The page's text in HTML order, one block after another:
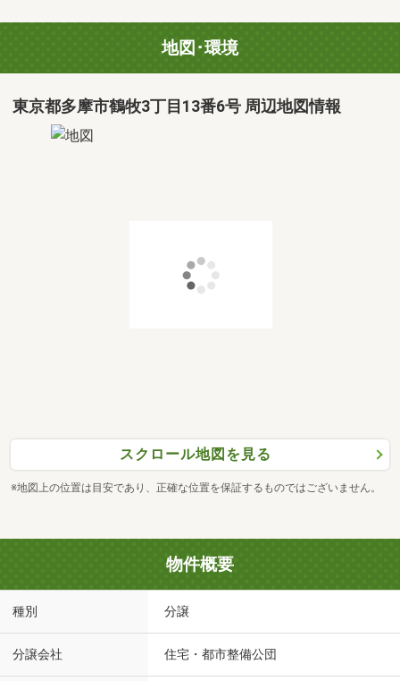
地図･環境
東京都多摩市鶴牧3丁目13番6号 周辺地図情報
スクロール地図を見る
※地図上の位置は目安であり、正確な位置を保証するものではございません。
物件概要
種別 分譲
分譲会社 住宅・都市整備公団